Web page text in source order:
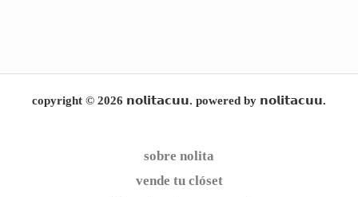
copyright © 2026 𝗻𝗼𝗹𝗶𝘁𝗮𝗰𝘂𝘂. powered by 𝗻𝗼𝗹𝗶𝘁𝗮𝗰𝘂𝘂.
sobre nolita
vende tu clóset